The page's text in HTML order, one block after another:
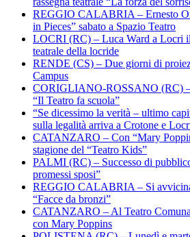
REGGIO CALABRIA – Ernesto
in Pieces” sabato a Spazio Teatro
LOCRI (RC) – Luca Ward a Locri
teatrale della locride
RENDE (CS) – Due giorni di
Campus
CORIGLIANO-ROSSANO (RC)
“Il Teatro fa scuola”
“Se dicessimo la verità – ultimo
sulla legalità arriva a Crotone e
CATANZARO – Con “Mary
stagione del “Teatro Kids”
PALMI (RC) – Successo di
promessi sposi”
REGGIO CALABRIA – Si
“Facce da bronzi”
CATANZARO – Al Teatro
con Mary Poppins